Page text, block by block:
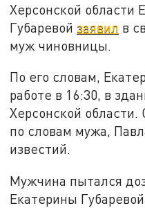
Херсонской области
Губаревойзаявил в
муж чиновницы.
По его словам,
работе в 16:30, в
Херсонской области.
по словам мужа,
известий.
Мужчина пытался
Екатерины